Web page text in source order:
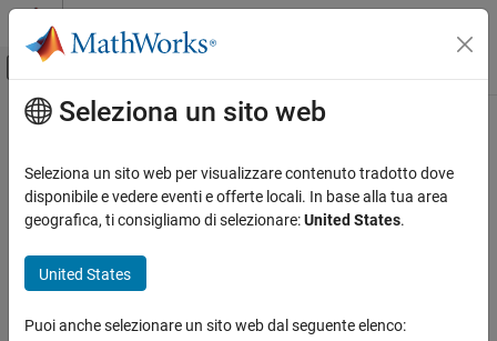
Vai al contenuto
Attiva/disattiva menu di navigazione
Pagina iniziale della documentazione
Contenuto principale
Seleziona un sito web
Seleziona un sito web per visualizzare contenuto tradotto dove
disponibile e vedere eventi e offerte locali. In base alla tua area
geografica, ti consigliamo di selezionare:United States.
United States
Puoi anche selezionare un sito web dal seguente elenco: